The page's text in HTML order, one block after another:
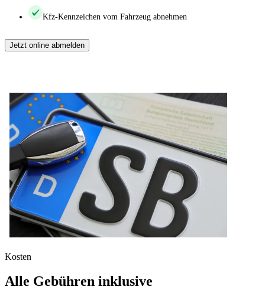
Kfz-Kennzeichen vom Fahrzeug abnehmen
Jetzt online abmelden
Kosten
Alle Gebühren inklusive